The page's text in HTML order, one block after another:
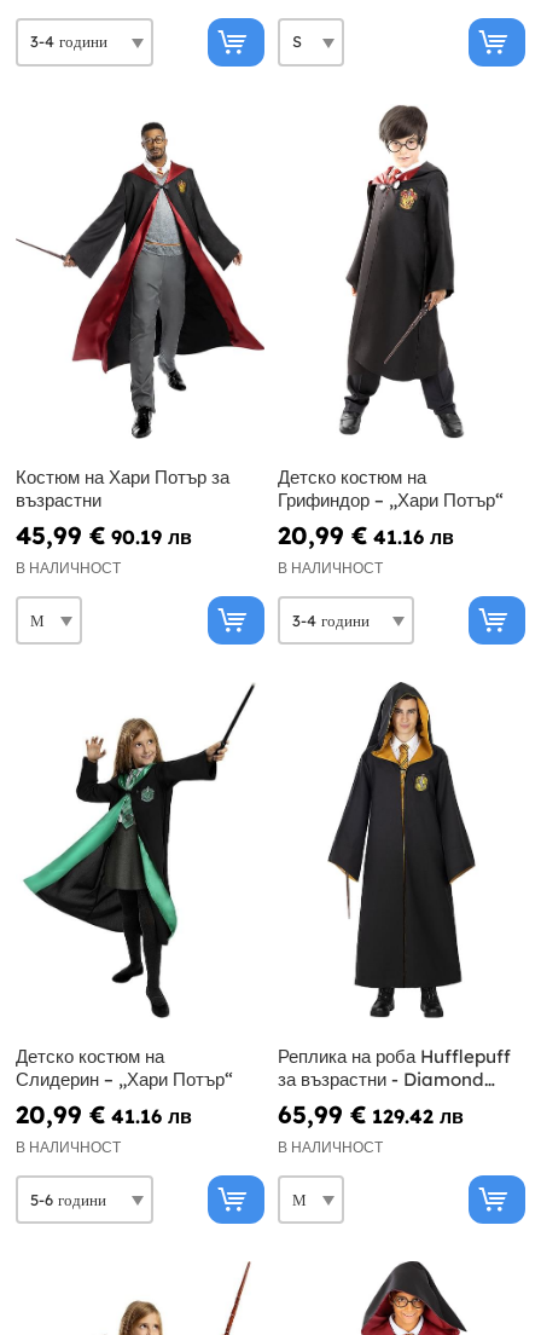
Костюм на Хари Потър за
възрастни
45,99 € 90.19 лв
В НАЛИЧНОСТ
Детско костюм на
Грифиндор – „Хари Потър“
20,99 € 41.16 лв
В НАЛИЧНОСТ
Детско костюм на
Слидерин – „Хари Потър“
20,99 € 41.16 лв
В НАЛИЧНОСТ
Реплика на роба Hufflepuff
за възрастни - Diamond
Edition
65,99 € 129.42 лв
В НАЛИЧНОСТ